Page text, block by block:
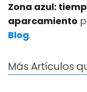
Zona azul:
aparcamiento
Blog.
Más Artículos